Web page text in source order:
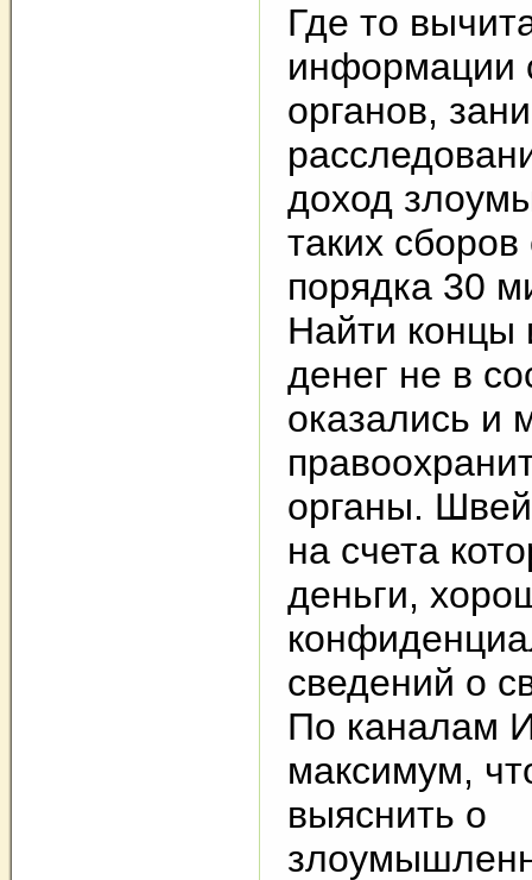
Где то
информации
органов,
доход
таких сборов
порядка 30
Найти концы
денег не в
оказались и
органы.
на счета
деньги,
сведений о
По каналам
максимум,
выяснить о